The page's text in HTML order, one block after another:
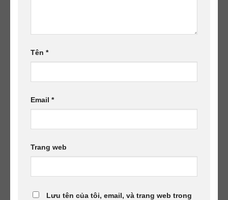
Tên *
Email *
Trang web
Lưu tên của tôi, email, và trang web trong